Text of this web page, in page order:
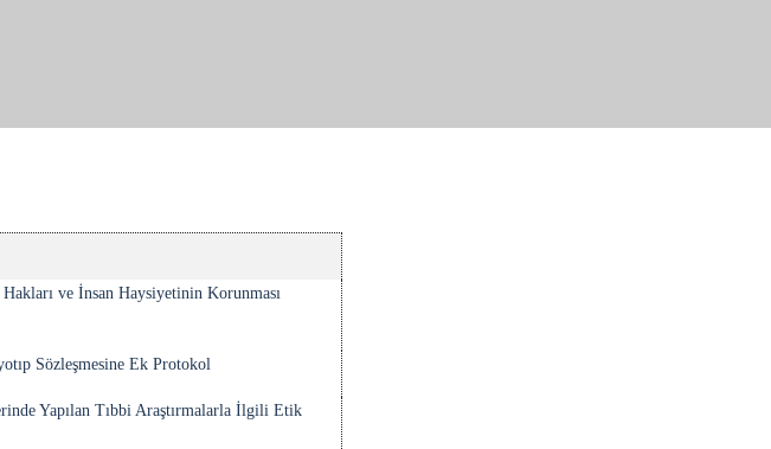
ve İnsan Haysiyetinin Korunması
Sözleşmesine Ek Protokol
Yapılan Tıbbi Araştırmalarla İlgili Etik